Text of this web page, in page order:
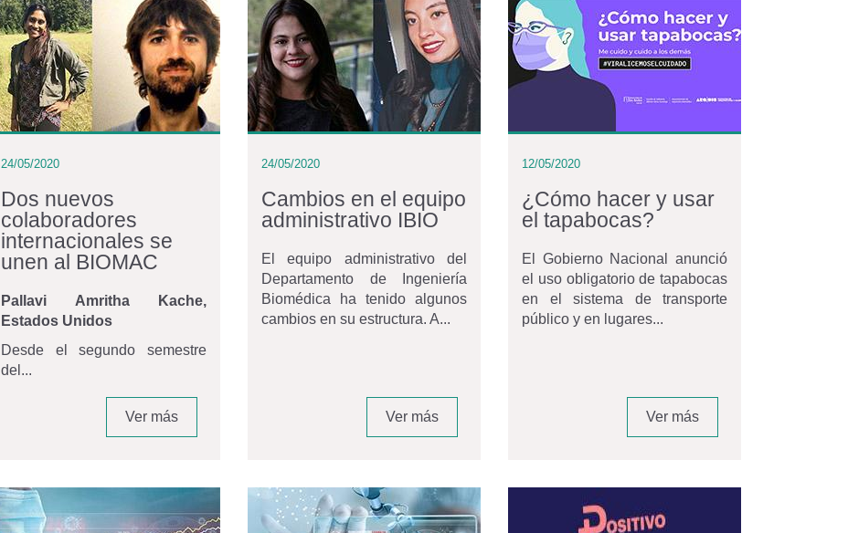
24/05/2020
Dos nuevos
colaboradores
internacionales se
unen al BIOMAC
Pallavi Amritha Kache,
Estados Unidos
Desde el segundo semestre
del...
Ver más
24/05/2020
Cambios en el equipo
administrativo IBIO
El equipo administrativo del
Departamento de Ingeniería
Biomédica ha tenido algunos
cambios en su estructura. A...
Ver más
12/05/2020
¿Cómo hacer y usar
el tapabocas?
El Gobierno Nacional anunció
el uso obligatorio de tapabocas
en el sistema de transporte
público y en lugares...
Ver más